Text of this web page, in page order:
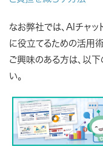
なお弊社では、AIチャ
に役立てるための活用
ご興味のある方は、以
い。